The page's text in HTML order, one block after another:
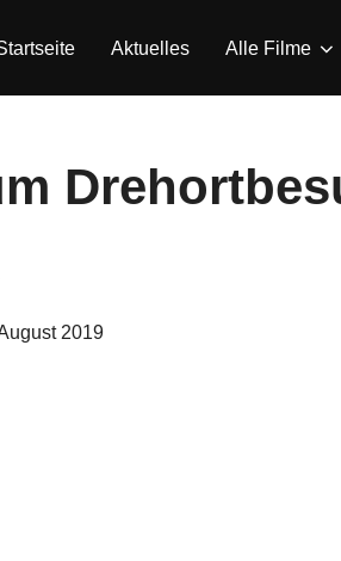
Aktuelles Alle Filme
2019